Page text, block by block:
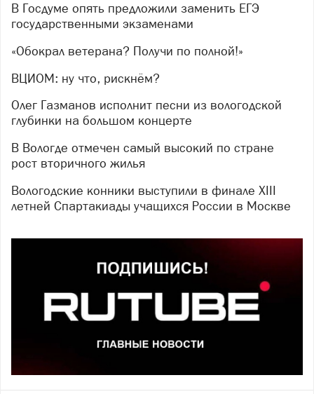
В Госдуме опять предложили заменить ЕГЭ
государственными экзаменами
«Обокрал ветерана? Получи по полной!»
ВЦИОМ: ну что, рискнём?
Олег Газманов исполнит песни из вологодской
глубинки на большом концерте
В Вологде отмечен самый высокий по стране
рост вторичного жилья
Вологодские конники выступили в финале XIII
летней Спартакиады учащихся России в Москве